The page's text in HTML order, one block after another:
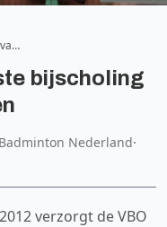
bijscholing
Nederland·
verzorgt de VBO